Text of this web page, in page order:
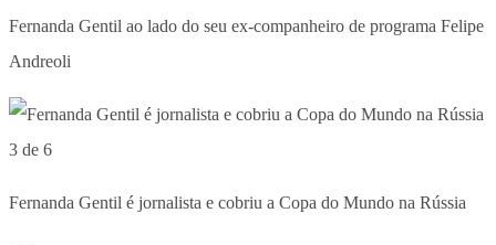
Fernanda Gentil ao lado do seu ex-companheiro de programa Felipe
Andreoli
3 de 6
Fernanda Gentil é jornalista e cobriu a Copa do Mundo na Rússia